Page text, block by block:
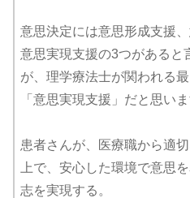
意思決定には意思形成支援、
意思実現支援の3つがあると
が、理学療法士が関われる
「意思実現支援」だと思いま
患者さんが、医療職から適
上で、安心した環境で意思
志を実現する。